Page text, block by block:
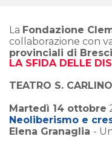
La Fondazione
collaborazione con
provinciali di
LA SFIDA DELLE
TEATRO S.
Martedì 14 ottobre
Neoliberismo e
Elena Granaglia -